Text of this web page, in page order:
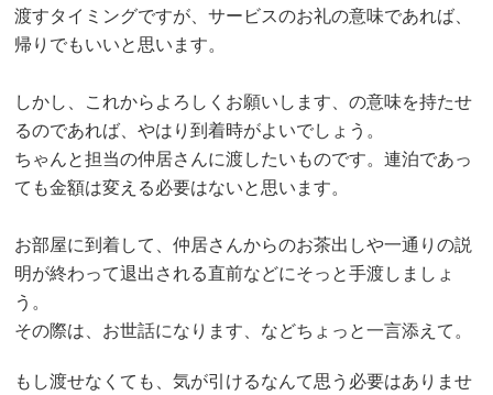
渡すタイミングですが、サービスのお礼の意味であれば、
帰りでもいいと思います。
しかし、これからよろしくお願いします、の意味を持たせ
るのであれば、やはり到着時がよいでしょう。
ちゃんと担当の仲居さんに渡したいものです。連泊であっ
ても金額は変える必要はないと思います。
お部屋に到着して、仲居さんからのお茶出しや一通りの説
明が終わって退出される直前などにそっと手渡しましょ
う。
その際は、お世話になります、などちょっと一言添えて。
もし渡せなくても、気が引けるなんて思う必要はありませ